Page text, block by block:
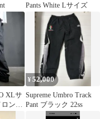
Pants White Lサイズ
XLサ
ント
ック
¥52,000
Supreme Umbro Track
Pant ブラック 22ss